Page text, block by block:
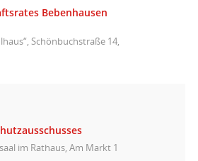
Bebenhausen
Schönbuchstraße 14,
im Rathaus, Am Markt 1